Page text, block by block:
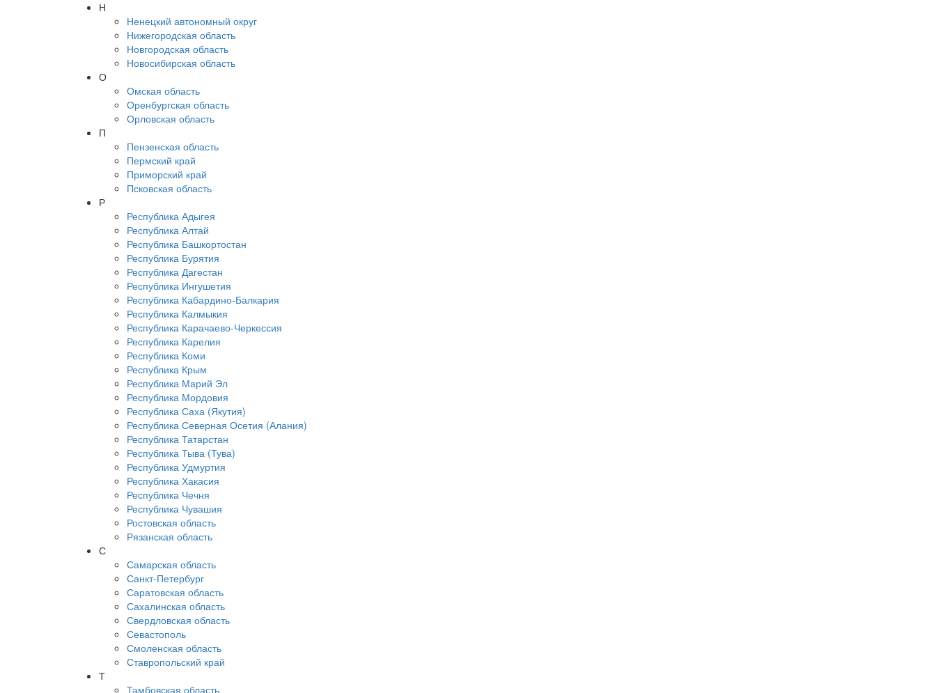
Н
Ненецкий автономный округ
Нижегородская область
Новгородская область
Новосибирская область
О
Омская область
Оренбургская область
Орловская область
П
Пензенская область
Пермский край
Приморский край
Псковская область
Р
Республика Адыгея
Республика Алтай
Республика Башкортостан
Республика Бурятия
Республика Дагестан
Республика Ингушетия
Республика Кабардино-Балкария
Республика Калмыкия
Республика Карачаево-Черкессия
Республика Карелия
Республика Коми
Республика Крым
Республика Марий Эл
Республика Мордовия
Республика Саха (Якутия)
Республика Северная Осетия (Алания)
Республика Татарстан
Республика Тыва (Тува)
Республика Удмуртия
Республика Хакасия
Республика Чечня
Республика Чувашия
Ростовская область
Рязанская область
С
Самарская область
Санкт-Петербург
Саратовская область
Сахалинская область
Свердловская область
Севастополь
Смоленская область
Ставропольский край
Т
Тамбовская область